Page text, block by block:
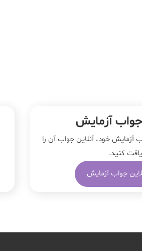
آزمایش
آزمایش خود، آنلاین جواب‌ آن را
کنید.
جواب آزمایش